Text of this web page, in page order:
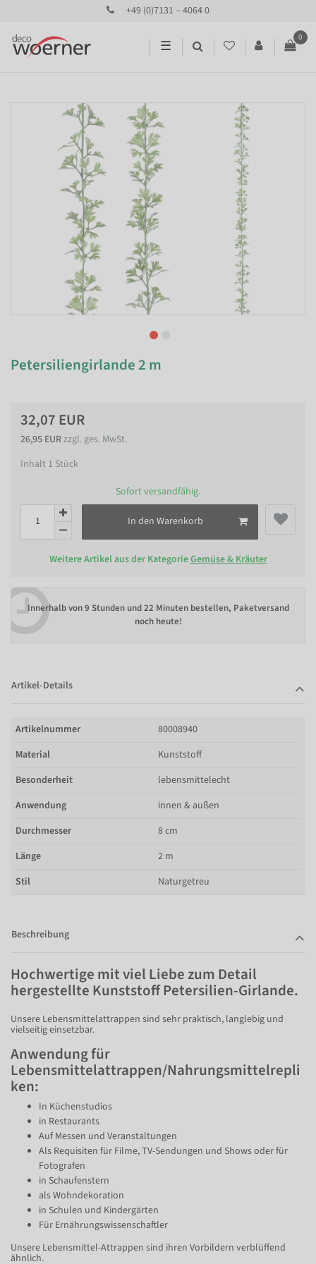
+49 (0)7131 – 4064 0
☰
0
Petersiliengirlande 2 m
32,07 EUR
26,95 EURzzgl. ges. MwSt.
Inhalt 1 Stück
Sofort versandfähig.
In den Warenkorb
Weitere Artikel aus der KategorieGemüse & Kräuter
Innerhalb von9 Stunden und 22 Minuten bestellen, Paketversand
noch heute!
Artikel-Details
Artikelnummer
80008940
Material
Kunststoff
Besonderheit
lebensmittelecht
Anwendung
innen & außen
Durchmesser
8 cm
Länge
2 m
Stil
Naturgetreu
Beschreibung
Hochwertige mit viel Liebe zum Detail
hergestellte Kunststoff Petersilien-Girlande.
Unsere Lebensmittelattrappen sind sehr praktisch, langlebig und
vielseitig einsetzbar.
Anwendung für
Lebensmittelattrappen/Nahrungsmittelrepli
ken:
In Küchenstudios
in Restaurants
Auf Messen und Veranstaltungen
Als Requisiten für Filme, TV-Sendungen und Shows oder für
Fotografen
in Schaufenstern
als Wohndekoration
in Schulen und Kindergärten
Für Ernährungswissenschaftler
Unsere Lebensmittel-Attrappen sind ihren Vorbildern verblüffend
ähnlich.